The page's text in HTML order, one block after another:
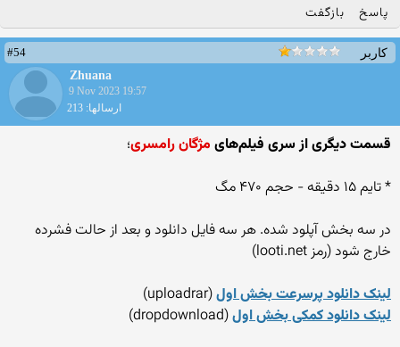
پاسخ بازگفت
کاربر
#54
Zhuana
9 Nov 2023 19:57
ارسالها: 213
قسمت دیگری از سری فیلم‌های مژگان رامسری؛
* تایم ۱۵ دقیقه - حجم ۴۷۰ مگ
در سه بخش آپلود شده. هر سه فایل دانلود و بعد از حالت فشرده
خارج شود (رمز looti.net)
لینک دانلود پرسرعت بخش اول(uploadrar)
لینک دانلود کمکی بخش اول(dropdownload)